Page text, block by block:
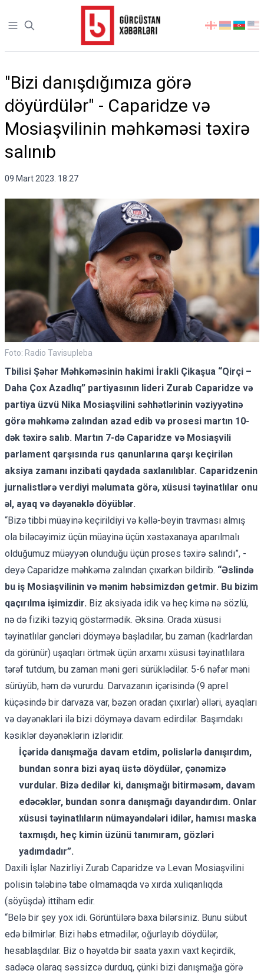
Open sidebar
აირჩიეთ
"Bizi danışdığımıza görə
döyürdülər" - Caparidze və
Mosiaşvilinin məhkəməsi təxirə
salınıb
09 Mart 2023. 18:27
Foto: Radio Tavisupleba
Tbilisi Şəhər Məhkəməsinin hakimi İrakli Çikaşua “Qirçi –
Daha Çox Azadlıq” partiyasının lideri Zurab Caparidze və
partiya üzvü Nika Mosiaşvilini səhhətlərinin vəziyyətinə
görə məhkəmə zalından azad edib və prosesi martın 10-
dək təxirə salıb. Martın 7-də Caparidze və Mosiaşvili
parlament qarşısında rus qanunlarına qarşı keçirilən
aksiya zamanı inzibati qaydada saxlanılıblar. Caparidzenin
jurnalistlərə verdiyi məlumata görə, xüsusi təyinatlılar onu
əl, ayaq və dəyənəklə döyüblər.
“Bizə tibbi müayinə keçirildiyi və kəllə-beyin travması almış
ola biləcəyimiz üçün müayinə üçün xəstəxanaya aparılmalı
olduğumuz müəyyən olunduğu üçün proses təxirə salındı”, -
deyə Caparidze məhkəmə zalından çıxarkən bildirib. “Əslində
bu iş Mosiaşvilinin və mənim həbsimizdən getmir. Bu bizim
qaçırılma işimizdir. Biz aksiyada idik və heç kimə nə sözlü,
nə də fiziki təzyiq göstərmədik. Əksinə. Orada xüsusi
təyinatlılar gəncləri döyməyə başladılar, bu zaman (kadrlardan
da görünür) uşaqları örtmək üçün arxamı xüsusi təyinatlılara
tərəf tutdum, bu zaman məni geri sürüklədilər. 5-6 nəfər məni
sürüyüb, həm də vururdu. Darvazanın içərisində (9 aprel
küçəsində bir darvaza var, bəzən oradan çıxırlar) əlləri, ayaqları
və dəyənəkləri ilə bizi döyməyə davam edirdilər. Başımdakı
kəsiklər dəyənəklərin izləridir.
İçəridə danışmağa davam etdim, polislərlə danışırdım,
bundan sonra bizi ayaq üstə döydülər, çənəmizə
vurdular. Bizə dedilər ki, danışmağı bitirməsəm, davam
edəcəklər, bundan sonra danışmağı dayandırdım. Onlar
xüsusi təyinatlıların nümayəndələri idilər, hamısı maska ​​
taxmışdı, heç kimin üzünü tanımıram, gözləri
yadımdadır”.
Daxili İşlər Nazirliyi Zurab Caparidze və Levan Mosiaşvilini
polisin tələbinə tabe olmamaqda və xırda xuliqanlıqda
(söyüşdə) ittiham edir.
“Belə bir şey yox idi. Görüntülərə baxa bilərsiniz. Bunu sübut
edə bilmirlər. Bizi həbs etmədilər, oğurlayıb döydülər,
hesablaşdılar. Biz o həyətdə bir saata yaxın vaxt keçirdik,
sadəcə olaraq səssizcə durduq, çünki bizi danışmağa görə